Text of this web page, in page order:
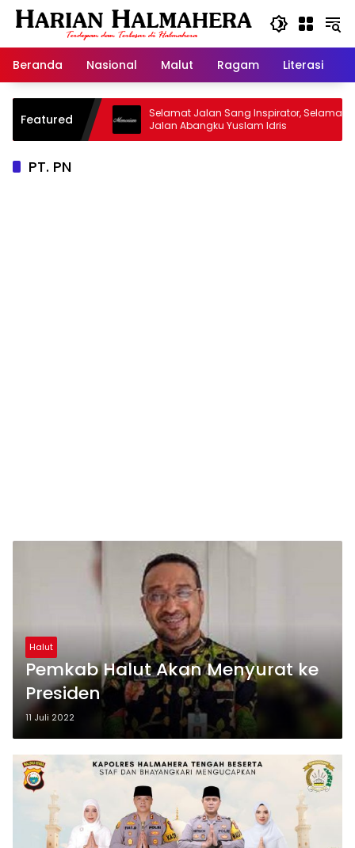
Langsung
Beranda
Nasional Malut Ragam Literasi
Featured
Warisan
Selamat Jalan Sang Inspirator, Selamat
Jalan Abangku Yuslam Idris
PT. PN
Halut
Pemkab Halut Akan Menyurat ke
Presiden
11 Juli 2022